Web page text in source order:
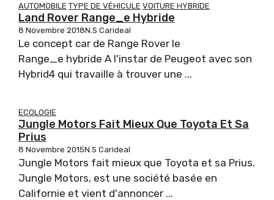
AUTOMOBILE TYPE DE VÉHICULE VOITURE HYBRIDE
Land Rover Range_e Hybride
8 Novembre 2018N.S Carideal
Le concept car de Range Rover le
Range_e hybride A l'instar de Peugeot avec son
Hybrid4 qui travaille à trouver une ...
ECOLOGIE
Jungle Motors Fait Mieux Que Toyota Et Sa
Prius
8 Novembre 2015N.S Carideal
Jungle Motors fait mieux que Toyota et sa Prius.
Jungle Motors, est une société basée en
Californie et vient d'annoncer ...